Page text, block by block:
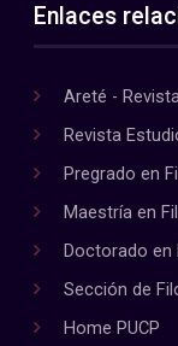
Enlaces
Areté -
Revista
Pregrado en
Maestría en
Doctorado
Sección de
Home PUCP